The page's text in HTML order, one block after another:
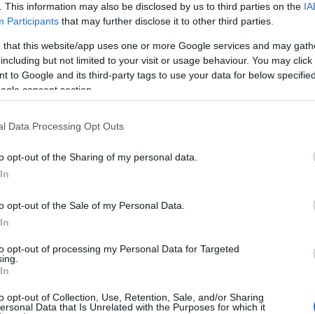
This information may also be disclosed by us to third parties on the
Participants that may further disclose it to other third parties.
that this website/app uses one or more Google services and may
but not limited to your visit or usage behaviour. You may
to Google and its third-party tags to use your data for below
consent section.
Data Processing Opt Outs
opt-out of the Sharing of my personal data.
opt-out of the Sale of my Personal Data.
opt-out of processing my Personal Data for Targeted
opt-out of Collection, Use, Retention, Sale, and/or Sharing
Data that Is Unrelated with the Purposes for which it
dependiendo del Mundial. Y es que la RFEF y